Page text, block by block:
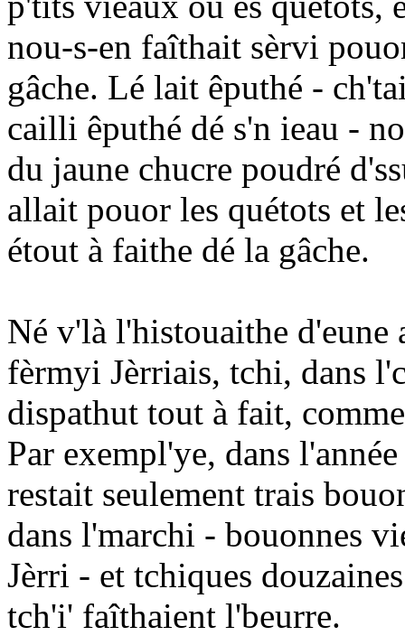
nou-s-en faîthait sèrvi
gâche. Lé lait êputhé -
cailli êputhé dé s'n ieau -
du jaune chucre poudré
allait pouor les quétots et
étout à faithe dé la gâche.
Né v'là l'histouaithe
fèrmyi Jèrriais, tchi, dans
dispathut tout à fait,
Par exempl'ye, dans
restait seulement trais
dans l'marchi - bouonnes
Jèrri - et tchiques
tch'i' faîthaient l'beurre.